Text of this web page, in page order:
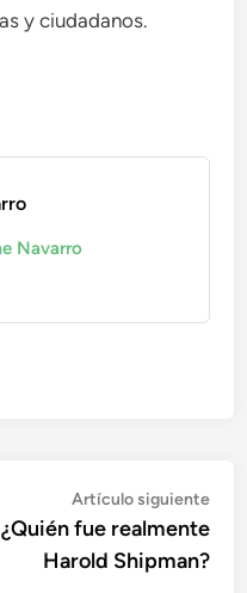
y ciudadanos.
Navarro
Artículo siguiente
¿Quién fue realmente
Harold Shipman?